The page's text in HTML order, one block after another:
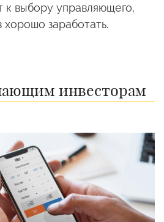
к выбору управляющего,
заработать.
инвесторам